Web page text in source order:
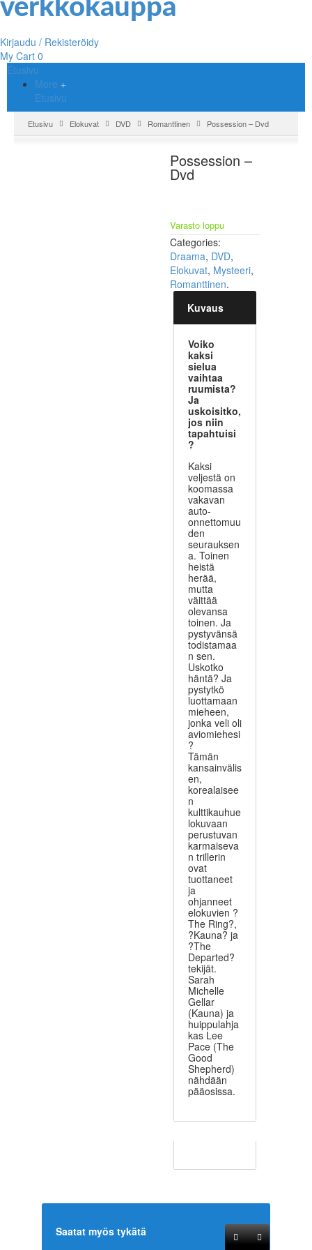
Kirjaudu / Rekisteröidy
My Cart 0
Etusivu
More
Etusivu
Etusivu Elokuvat DVD Romanttinen Possession – Dvd
Possession –
Dvd
Varasto loppu
Categories:
Draama, DVD,
Elokuvat, Mysteeri,
Romanttinen.
Kuvaus
Voiko
kaksi
sielua
vaihtaa
ruumista?
Ja
uskoisitko,
jos niin
tapahtuisi
?
Kaksi
veljestä on
koomassa
vakavan
auto-
onnettomuu
den
seurauksen
a. Toinen
heistä
herää,
mutta
väittää
olevansa
toinen. Ja
pystyvänsä
todistamaa
n sen.
Uskotko
häntä? Ja
pystytkö
luottamaan
mieheen,
jonka veli oli
aviomiehesi
?
Tämän
kansainvälis
en,
korealaisee
n
kulttikauhue
lokuvaan
perustuvan
karmaiseva
n trillerin
ovat
tuottaneet
ja
ohjanneet
elokuvien ?
The Ring?,
?Kauna? ja
?The
Departed?
tekijät.
Sarah
Michelle
Gellar
(Kauna) ja
huippulahja
kas Lee
Pace (The
Good
Shepherd)
nähdään
pääosissa.
Saatat myös tykätä